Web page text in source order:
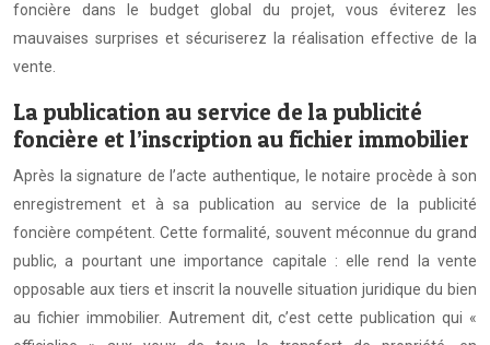
foncière dans le budget global du projet, vous éviterez les
mauvaises surprises et sécuriserez la réalisation effective de la
vente.
La publication au service de la publicité
foncière et l’inscription au fichier immobilier
Après la signature de l’acte authentique, le notaire procède à son
enregistrement et à sa publication au service de la publicité
foncière compétent. Cette formalité, souvent méconnue du grand
public, a pourtant une importance capitale : elle rend la vente
opposable aux tiers et inscrit la nouvelle situation juridique du bien
au fichier immobilier. Autrement dit, c’est cette publication qui «